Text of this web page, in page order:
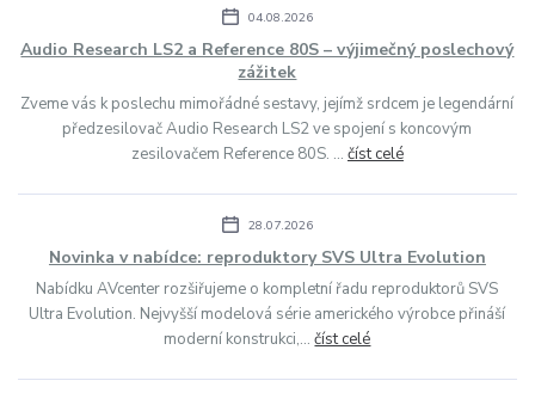
04.08.2026
Audio Research LS2 a Reference 80S – výjimečný poslechový
zážitek
Zveme vás k poslechu mimořádné sestavy, jejímž srdcem je legendární
předzesilovač Audio Research LS2 ve spojení s koncovým
zesilovačem Reference 80S. ... číst celé
28.07.2026
Novinka v nabídce: reproduktory SVS Ultra Evolution
Nabídku AVcenter rozšiřujeme o kompletní řadu reproduktorů SVS
Ultra Evolution. Nejvyšší modelová série amerického výrobce přináší
moderní konstrukci,...číst celé